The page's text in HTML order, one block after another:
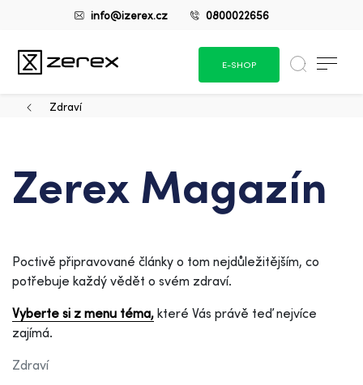
info@izerex.cz 0800022656
E-SHOP
Zdraví
Zerex Magazín
Poctivě připravované články o tom nejdůležitějším, co
potřebuje každý vědět o svém zdraví.
Vyberte si z menu téma, které Vás právě teď nejvíce
zajímá.
Zdraví